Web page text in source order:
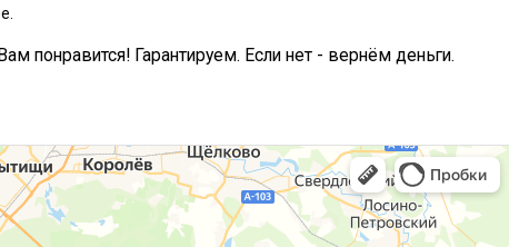
понравится! Гарантируем. Если нет - вернём деньги.